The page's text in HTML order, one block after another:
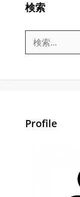
検索
索:
Profile